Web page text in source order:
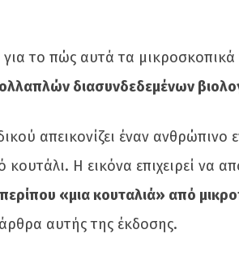
το πώς αυτά τα μικροσκοπικά
διασυνδεδεμένων
απεικονίζει έναν
Η εικόνα επιχειρεί να
«μια κουταλιά» από
αυτής της έκδοσης.